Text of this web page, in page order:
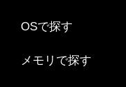
OSで探す
メモリで探す